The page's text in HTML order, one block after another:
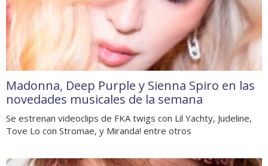
Madonna, Deep Purple y Sienna Spiro en las
novedades musicales de la semana
Se estrenan videoclips de FKA twigs con Lil Yachty, Judeline,
Tove Lo con Stromae, y Miranda! entre otros